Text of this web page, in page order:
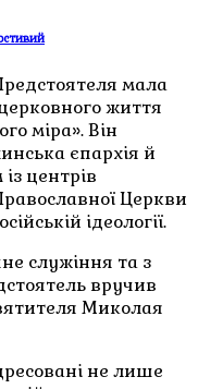
мала
життя
міра». Він
єпархія й
центрів
Церкви
ідеології.
служіння та з
вручив
Миколая
не лише